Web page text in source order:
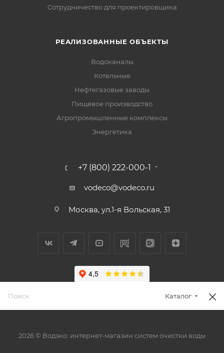
Сотрудничество для проектировщика
РЕАЛИЗОВАННЫЕ ОБЪЕКТЫ
Водоканалы
Котельные
Нефтегазовые заводы
Пищевое производство
Агропромышленные комплексы
Энергетика
+7 (800) 222-000-1
vodeco@vodeco.ru
Москва, ул.1-я Вольская, 31
2026 © Водэко: интернет-магазин систем очистки воды
Каталог